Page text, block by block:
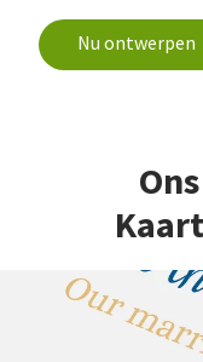
Nu ontwerpen